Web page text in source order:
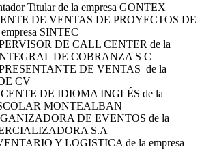
Titular de la empresa GONTEX
DE VENTAS DE PROYECTOS DE
SINTEC
DE CALL CENTER de la
DE COBRANZA S C
DE VENTAS de la
CV
DE IDIOMA INGLÉS de la
MONTEALBAN
DE EVENTOS de la
S.A
Y LOGISTICA de la empresa